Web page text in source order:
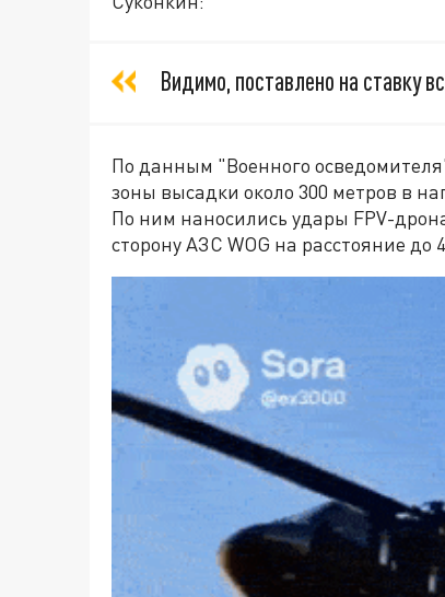
Видимо, поставлено на ставку
По данным "Военного
зоны высадки около 300 метров в
По ним наносились удары FPV-
сторону АЗС WOG на расстояние